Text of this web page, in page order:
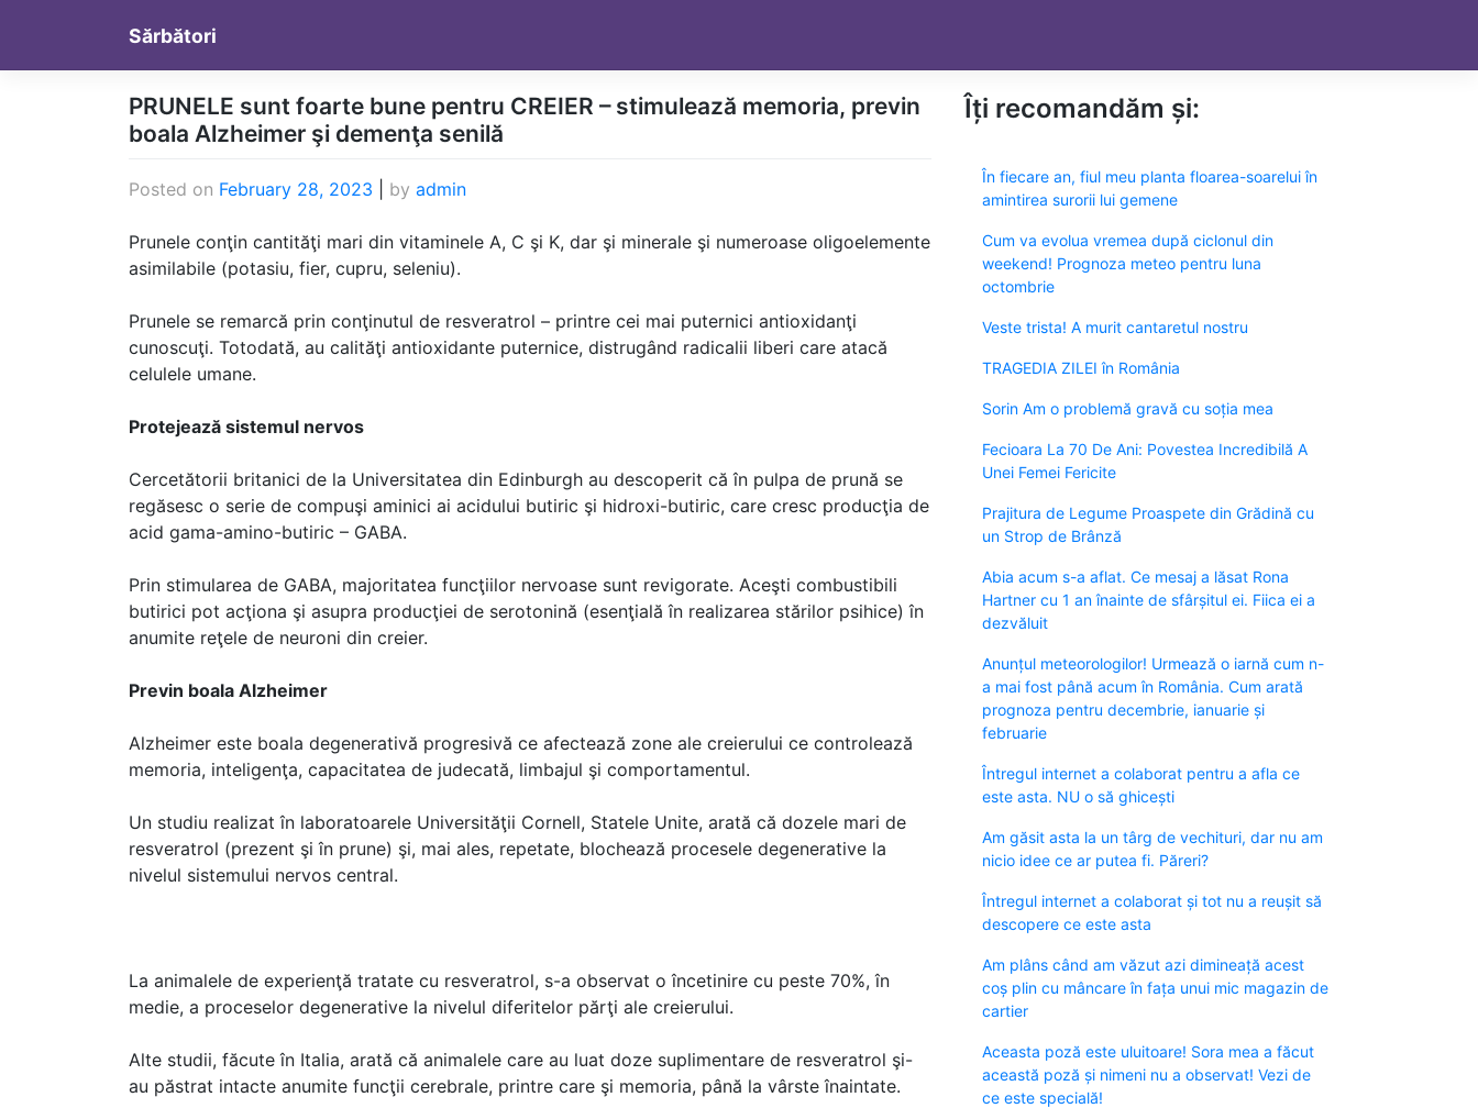
content
Sărbători
PRUNELE sunt foarte bune pentru CREIER – stimulează memoria, previn
boala Alzheimer şi demenţa senilă
Posted on February 28, 2023 by admin
Prunele conţin cantităţi mari din vitaminele A, C şi K, dar şi minerale şi numeroase oligoelemente
asimilabile (potasiu, fier, cupru, seleniu).
Prunele se remarcă prin conţinutul de resveratrol – printre cei mai puternici antioxidanţi
cunoscuţi. Totodată, au calităţi antioxidante puternice, distrugând radicalii liberi care atacă
celulele umane.
Protejează sistemul nervos
Cercetătorii britanici de la Universitatea din Edinburgh au descoperit că în pulpa de prună se
regăsesc o serie de compuşi aminici ai acidului butiric şi hidroxi-butiric, care cresc producţia de
acid gama-amino-butiric – GABA.
Prin stimularea de GABA, majoritatea funcţiilor nervoase sunt revigorate. Aceşti combustibili
butirici pot acţiona şi asupra producţiei de serotonină (esenţială în realizarea stărilor psihice) în
anumite reţele de neuroni din creier.
Previn boala Alzheimer
Alzheimer este boala degenerativă progresivă ce afectează zone ale creierului ce controlează
memoria, inteligenţa, capacitatea de judecată, limbajul şi comportamentul.
Un studiu realizat în laboratoarele Universităţii Cornell, Statele Unite, arată că dozele mari de
resveratrol (prezent şi în prune) şi, mai ales, repetate, blochează procesele degenerative la
nivelul sistemului nervos central.
La animalele de experienţă tratate cu resveratrol, s-a observat o încetinire cu peste 70%, în
medie, a proceselor degenerative la nivelul diferitelor părţi ale creierului.
Alte studii, făcute în Italia, arată că animalele care au luat doze suplimentare de resveratrol şi-
au păstrat intacte anumite funcţii cerebrale, printre care şi memoria, până la vârste înaintate.
Îți recomandăm și:
În fiecare an, fiul meu planta floarea-soarelui în
amintirea surorii lui gemene
Cum va evolua vremea după ciclonul din
weekend! Prognoza meteo pentru luna
octombrie
Veste trista! A murit cantaretul nostru
TRAGEDIA ZILEI în România
Sorin Am o problemă gravă cu soția mea
Fecioara La 70 De Ani: Povestea Incredibilă A
Unei Femei Fericite
Prajitura de Legume Proaspete din Grădină cu
un Strop de Brânză
Abia acum s-a aflat. Ce mesaj a lăsat Rona
Hartner cu 1 an înainte de sfârșitul ei. Fiica ei a
dezvăluit
Anunțul meteorologilor! Urmează o iarnă cum n-
a mai fost până acum în România. Cum arată
prognoza pentru decembrie, ianuarie și
februarie
Întregul internet a colaborat pentru a afla ce
este asta. NU o să ghicești
Am găsit asta la un târg de vechituri, dar nu am
nicio idee ce ar putea fi. Păreri?
Întregul internet a colaborat și tot nu a reușit să
descopere ce este asta
Am plâns când am văzut azi dimineață acest
coș plin cu mâncare în fața unui mic magazin de
cartier
Aceasta poză este uluitoare! Sora mea a făcut
această poză și nimeni nu a observat! Vezi de
ce este specială!